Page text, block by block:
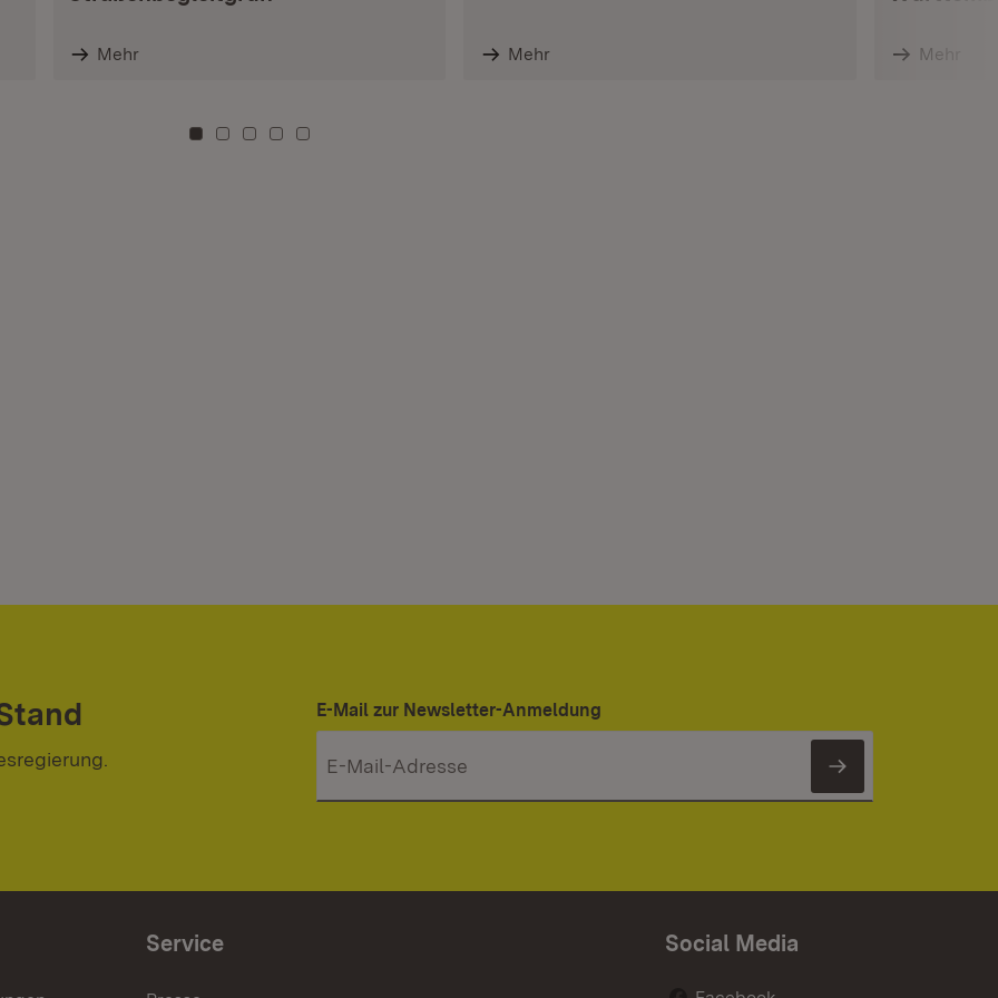
Mehr Mehr Mehr
Zu Kachel: 0
Zu Kachel: 3
Zu Kachel: 6
Zu Kachel: 9
Zu Kachel: 12
E-Mail zur Newsletter-Anmeldung
Newsletter
Service Social Media